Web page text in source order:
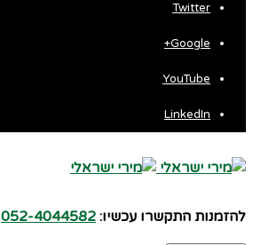
Twitter
Google+
YouTube
LinkedIn
להזמנות התקשרו עכשיו: 052-4044582